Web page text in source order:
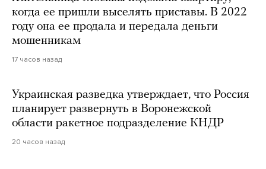
когда ее пришли выселять приставы. В 2022
году она ее продала и передала деньги
мошенникам
17 часов назад
Украинская разведка утверждает, что Россия
планирует развернуть в Воронежской
области ракетное подразделение КНДР
20 часов назад